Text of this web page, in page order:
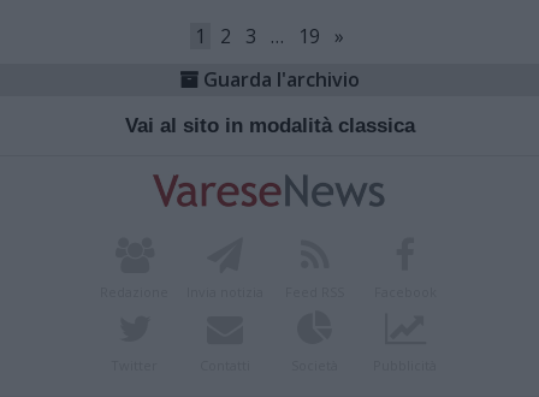
1 2 3 … 19
»
Guarda l'archivio
Vai al sito in modalità classica